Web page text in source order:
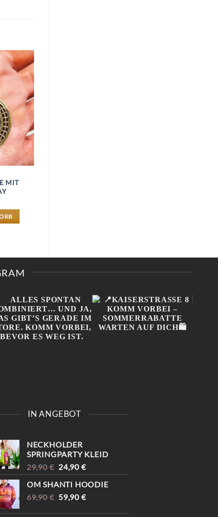
MIT
DAS GIBT’S GERADE IM
IN ANGEBOT
NECKHOLDER
SPRINGPARTY KLEID
29,90€ URSPRÜNGLICHER
PREIS
WAR:
29,90 €
24,90 €AKTUELLER
PREIS
IST:
24,90 €.
OM SHANTI HOODIE
69,90€ URSPRÜNGLICHER
59,90 €AKTUELLER